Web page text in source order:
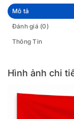
Mô tả
Đánh giá (0)
Thông Tin
Hình ảnh chi